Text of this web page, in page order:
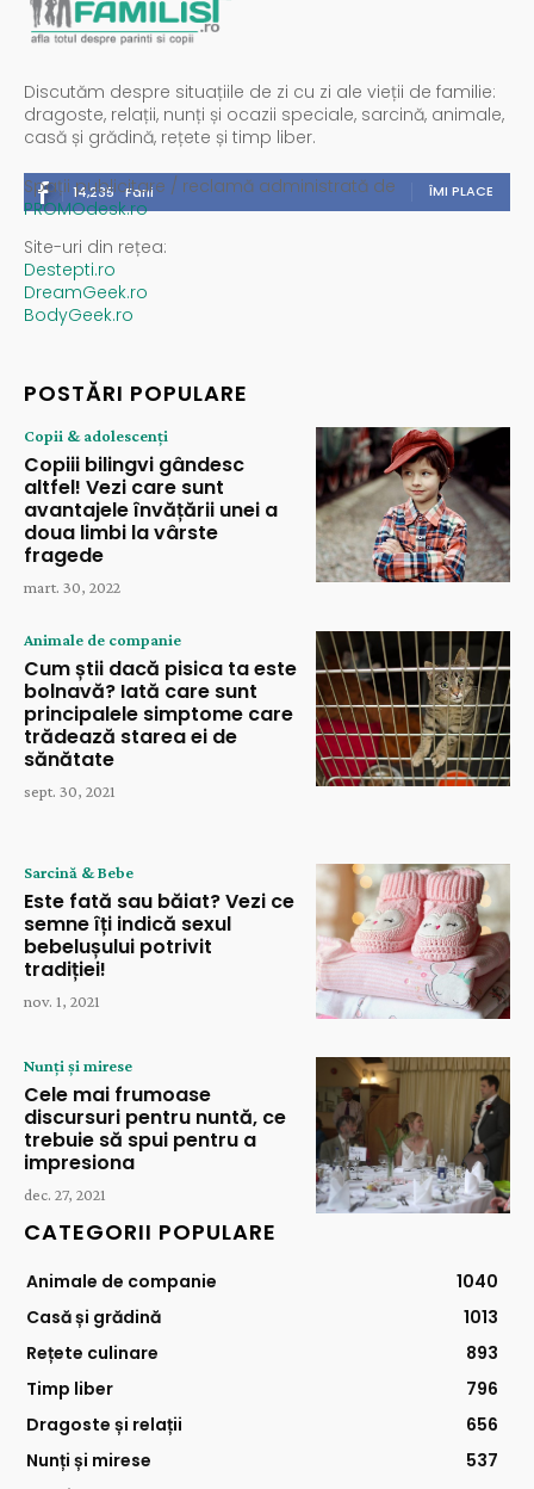
Discutăm despre situațiile de zi cu zi ale vieții de familie:
dragoste, relații, nunți și ocazii speciale, sarcină, animale,
casă și grădină, rețete și timp liber.
14,235 Fani ÎMI PLACE
Spații publicitare / reclamă administrată de
PROMOdesk.ro
Site-uri din rețea:
Destepti.ro
DreamGeek.ro
BodyGeek.ro
POSTĂRI POPULARE
Copii & adolescenți
Copiii bilingvi gândesc
altfel! Vezi care sunt
avantajele învățării unei a
doua limbi la vârste
fragede
mart. 30, 2022
Animale de companie
Cum știi dacă pisica ta este
bolnavă? Iată care sunt
principalele simptome care
trădează starea ei de
sănătate
sept. 30, 2021
Sarcină & Bebe
Este fată sau băiat? Vezi ce
semne îți indică sexul
bebelușului potrivit
tradiției!
nov. 1, 2021
Nunți și mirese
Cele mai frumoase
discursuri pentru nuntă, ce
trebuie să spui pentru a
impresiona
dec. 27, 2021
CATEGORII POPULARE
Animale de companie
1040
Casă și grădină
1013
Rețete culinare
893
Timp liber
796
Dragoste și relații
656
Nunți și mirese
537